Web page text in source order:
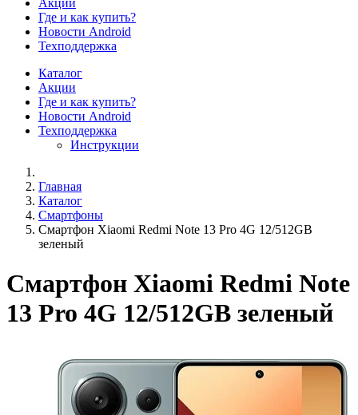
Акции
Где и как купить?
Новости Android
Техподдержка
Каталог
Акции
Где и как купить?
Новости Android
Техподдержка
Инструкции
Главная
Каталог
Смартфоны
Смартфон Xiaomi Redmi Note 13 Pro 4G 12/512GB
зеленый
Смартфон Xiaomi Redmi Note
13 Pro 4G 12/512GB зеленый